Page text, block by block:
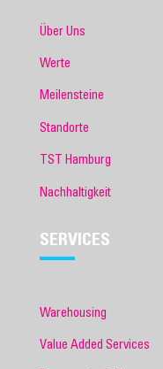
Über Uns
Werte
Meilensteine
Standorte
TST Hamburg
Nachhaltigkeit
SERVICES
Warehousing
Value Added Services